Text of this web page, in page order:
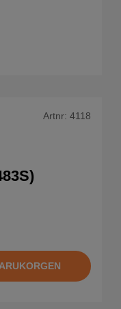
Artnr: 4118